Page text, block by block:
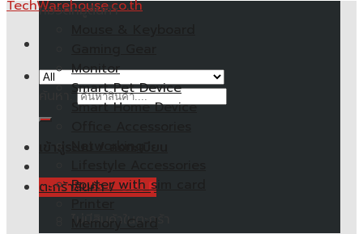
ตะกร้าสินค้า /0.00฿
ไม่มีสินค้าในตะกร้า
หมวดหมู่สินค้า
Monitor
Smart Pet Device
Smart Home Device
Router with sim card
Memory Card